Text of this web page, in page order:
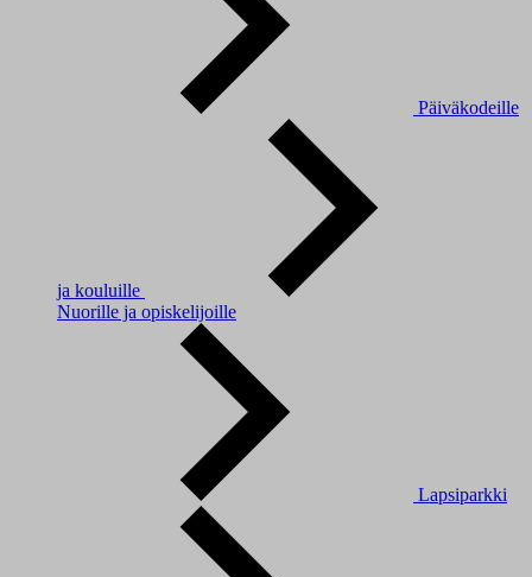
Päiväkodeille
ja kouluille
Nuorille ja opiskelijoille
Lapsiparkki